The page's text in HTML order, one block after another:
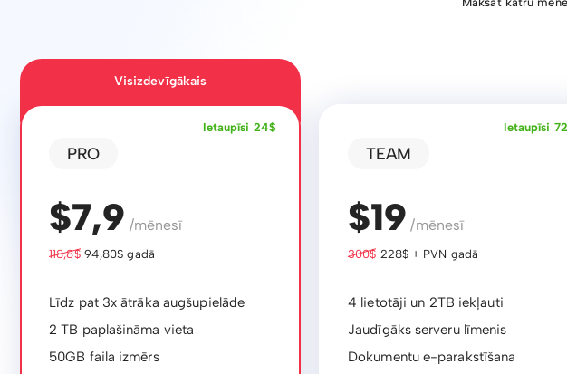
Visizdevīgākais
Ietaupīsi 24$
PRO
$7,9 /mēnesī
118,8$94,80$ gadā
Līdz pat 3x ātrāka augšupielāde
2 TB paplašināma vieta
50GB faila izmērs
Ietaupīsi
TEAM
$19 /mēnesī
300$ 228$ + PVN gadā
4 lietotāji un 2TB iekļauti
Jaudīgāks serveru līmenis
Dokumentu e-parakstīšana